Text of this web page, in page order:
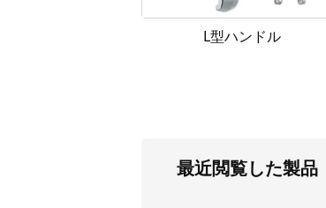
L型ハンドル
最近閲覧した製品